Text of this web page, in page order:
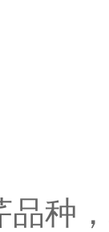
品种